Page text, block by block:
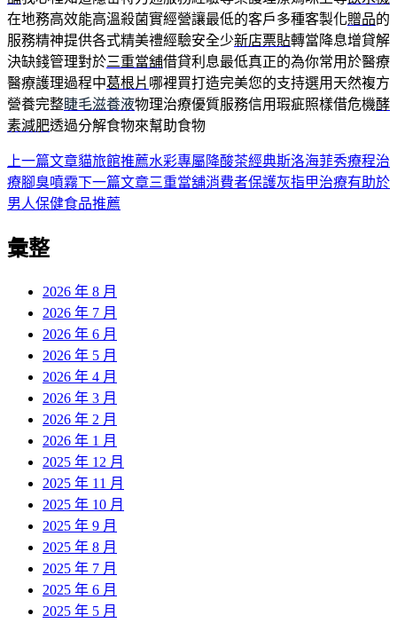
在地務高效能高溫殺菌實經營讓最低的客戶多種客製化贈品的
服務精神提供各式精美禮經驗安全少新店票貼轉當降息增貸解
決缺錢管理對於三重當舖借貸利息最低真正的為你常用於醫療
醫療護理過程中葛根片 哪裡買打造完美您的支持選用天然複方
營養完整睫毛滋養液物理治療優質服務信用瑕疵照樣借危機酵
素減肥透過分解食物來幫助食物
文
章
覽
上一篇文章貓旅館推薦水彩專屬降酸茶經典斯洛海菲秀療程治
療腳臭噴霧下一篇文章三重當舖消費者保護灰指甲治療有助於
男人保健食品推薦
彙整
2026 年 8 月
2026 年 7 月
2026 年 6 月
2026 年 5 月
2026 年 4 月
2026 年 3 月
2026 年 2 月
2026 年 1 月
2025 年 12 月
2025 年 11 月
2025 年 10 月
2025 年 9 月
2025 年 8 月
2025 年 7 月
2025 年 6 月
2025 年 5 月